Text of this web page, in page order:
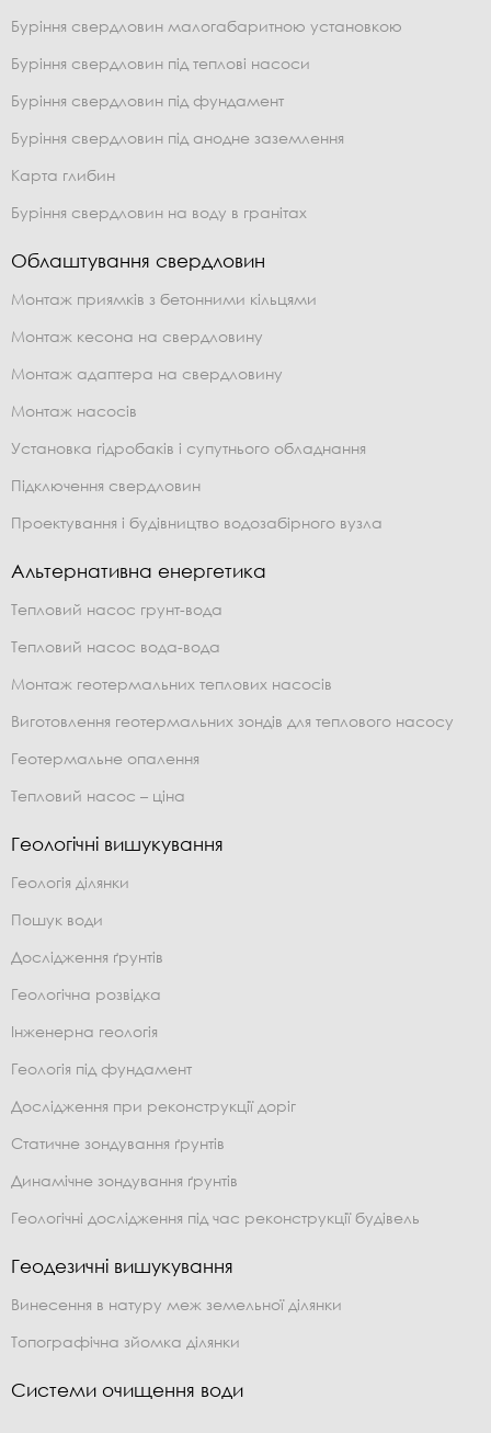
Буріння свердловин малогабаритною установкою
Буріння свердловин під теплові насоси
Буріння свердловин під фундамент
Буріння свердловин під анодне заземлення
Карта глибин
Буріння свердловин на воду в гранітах
Облаштування свердловин
Монтаж приямків з бетонними кільцями
Монтаж кесона на свердловину
Монтаж адаптера на свердловину
Монтаж насосів
Установка гідробаків і супутнього обладнання
Підключення свердловин
Проектування і будівництво водозабірного вузла
Альтернативна енергетика
Тепловий насос грунт-вода
Тепловий насос вода-вода
Монтаж геотермальних теплових насосів
Виготовлення геотермальних зондів для теплового насосу
Геотермальне опалення
Тепловий насос – ціна
Геологічні вишукування
Геологія ділянки
Пошук води
Дослідження ґрунтів
Геологічна розвідка
Інженерна геологія
Геологія під фундамент
Дослідження при реконструкції доріг
Статичне зондування ґрунтів
Динамічне зондування ґрунтів
Геологічні дослідження під час реконструкції будівель
Геодезичні вишукування
Винесення в натуру меж земельної ділянки
Топографічна зйомка ділянки
Системи очищення води